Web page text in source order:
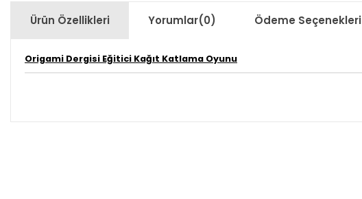
Ürün Özellikleri Yorumlar(0) Ödeme Seçenekleri
Origami Dergisi Eğitici Kağıt Katlama Oyunu